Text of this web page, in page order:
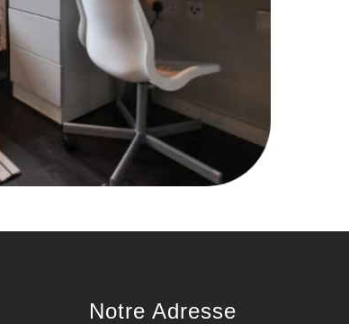
Notre Adresse